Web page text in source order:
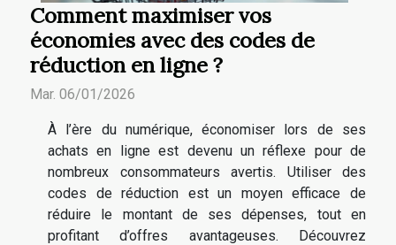
Comment maximiser vos
économies avec des codes de
réduction en ligne ?
Mar. 06/01/2026
À l’ère du numérique, économiser lors de ses
achats en ligne est devenu un réflexe pour de
nombreux consommateurs avertis. Utiliser des
codes de réduction est un moyen efficace de
réduire le montant de ses dépenses, tout en
profitant d’offres avantageuses. Découvrez